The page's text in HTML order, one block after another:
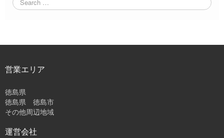
営業エリア
徳島県
徳島県 徳島市
その他周辺地域
運営会社